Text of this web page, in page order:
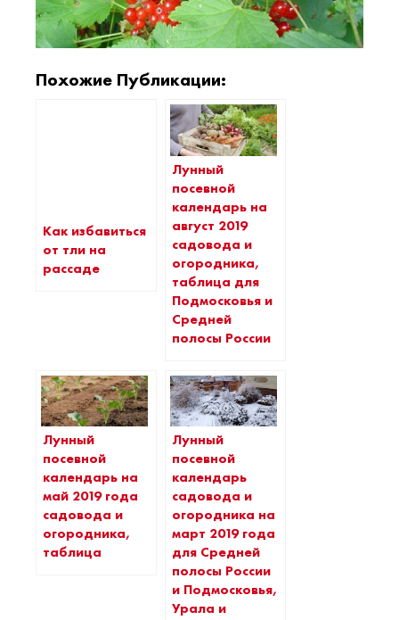
Похожие Публикации:
Как избавиться
от тли на
рассаде
Лунный
посевной
календарь на
август 2019
садовода и
огородника,
таблица для
Подмосковья и
Средней
полосы России
Лунный
посевной
календарь на
май 2019 года
садовода и
огородника,
таблица
Лунный
посевной
календарь
садовода и
огородника на
март 2019 года
для Средней
полосы России
и Подмосковья,
Урала и